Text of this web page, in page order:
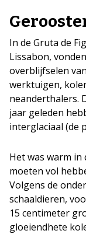
In de Gruta de
Lissabon,
overblijfselen
werktuigen,
neanderthalers.
jaar geleden
interglaciaal (de
Het was warm
moeten vol
Volgens de
schaaldieren,
15 centimeter
gloeiendhete